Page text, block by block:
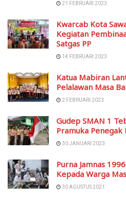
21 FEBRUARI 2023
Kwarcab Kota
Kegiatan
Satgas PP
14 FEBRUARI 2023
Katua Mabiran
Pelalawan Masa
2 FEBRUARI 2023
Gudep SMAN 1
Pramuka Penegak
30 JANUARI 2023
Purna Jamnas
Kepada Warga
30 AGUSTUS 2021